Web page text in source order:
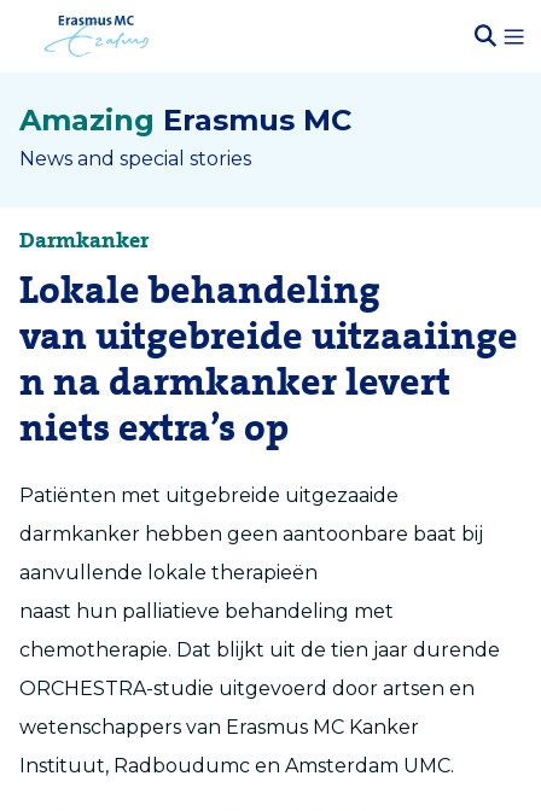
Amazing Erasmus MC
News and special stories
Darmkanker
Lokale behandeling
van uitgebreide uitzaaiinge
n na darmkanker levert
niets extra’s op
Patiënten met uitgebreide uitgezaaide
darmkanker hebben geen aantoonbare baat bij
aanvullende lokale therapieën
naast hun palliatieve behandeling met
chemotherapie. Dat blijkt uit de tien jaar durende
ORCHESTRA-studie uitgevoerd door artsen en
wetenschappers van Erasmus MC Kanker
Instituut, Radboudumc en Amsterdam UMC.